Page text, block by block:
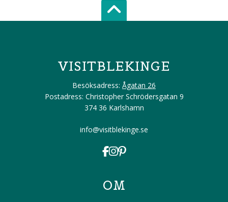
Scroll top of
VISITBLEKINGE
Besöksadress: Ågatan 26
Postadress: Christopher Schrödersgatan 9
374 36 Karlshamn
info@visitblekinge.se
OM